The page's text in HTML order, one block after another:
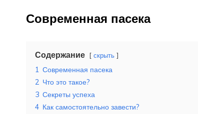
Современная пасека
Содержание скрыть
1 Современная пасека
2 Что это такое?
3 Секреты успеха
4 Как самостоятельно завести?